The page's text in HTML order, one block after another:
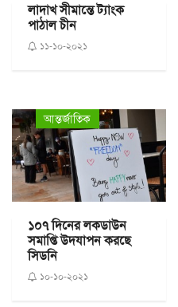
লাদাখ সীমান্তে ট্যাংক
পাঠাল চীন
১১-১০-২০২১
আন্তর্জাতিক
১০৭ দিনের লকডাউন
সমাপ্তি উদযাপন করছে
সিডনি
১০-১০-২০২১